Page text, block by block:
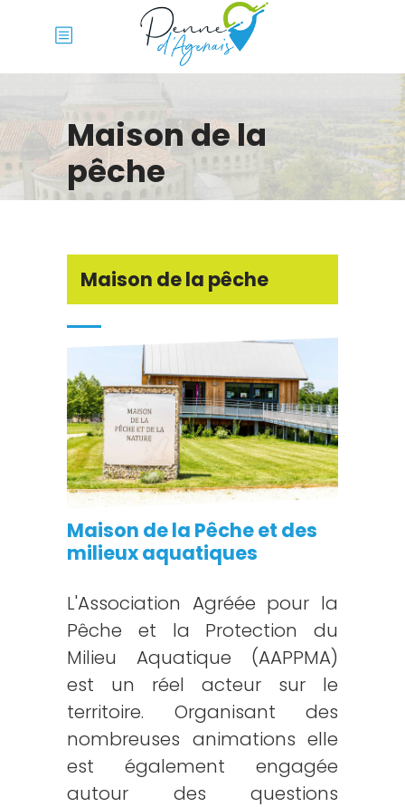
Maison de la
pêche
Maison de la pêche
Maison de la Pêche et des
milieux aquatiques
L'Association Agréée pour la
Pêche et la Protection du
Milieu Aquatique (AAPPMA)
est un réel acteur sur le
territoire. Organisant des
nombreuses animations elle
est également engagée
autour des questions